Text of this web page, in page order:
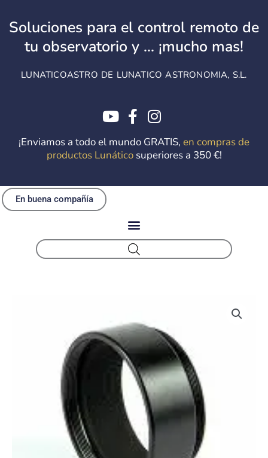
contenido
Soluciones para el control remoto de
tu observatorio y ... ¡mucho mas!
LUNATICOASTRO DE LUNATICO ASTRONOMIA, S.L.
¡Enviamos a todo el mundo GRATIS, en compras de
productos Lunáticosuperiores a 350 €!
En buena compañía
precios:
desde
15,00€
hasta
25,50€